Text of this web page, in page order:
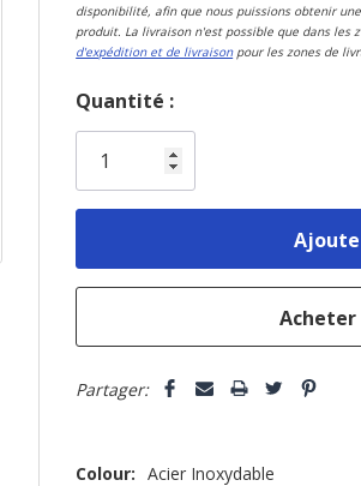
disponibilité, afin que nous puissions obtenir
produit. La livraison n'est possible que dans les
d'expédition et de livraisonpour les zones de
Dépêchez-
vous!
plus
Quantité :
Partager:
Colour: Acier Inoxydable